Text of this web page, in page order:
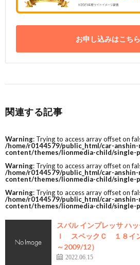
お申し込みはこち
関連する記事
Warning: Trying to access array offset on
/home/r0144579/public_html/car-anshin-
content/themes/lionmedia-child/single-
Warning: Trying to access array offset on
/home/r0144579/public_html/car-anshin-
content/themes/lionmedia-child/single-
Warning: Trying to access array offset on
/home/r0144579/public_html/car-anshin-
content/themes/lionmedia-child/single-
スバル インプレッサ
Ｉ スペックＣ １８イ
～2009/12）
2022.06.15